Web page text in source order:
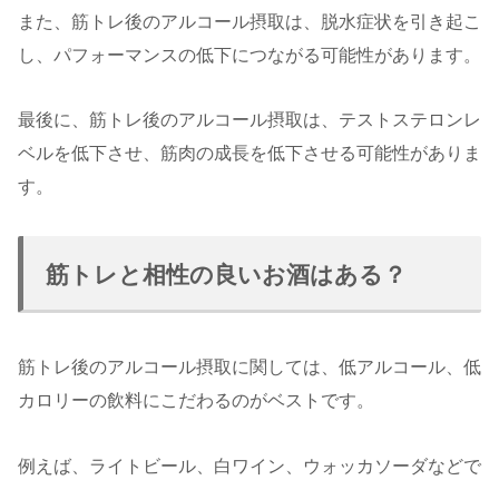
また、筋トレ後のアルコール摂取は、脱水症状を引き起こ
し、パフォーマンスの低下につながる可能性があります。
最後に、筋トレ後のアルコール摂取は、テストステロンレ
ベルを低下させ、筋肉の成長を低下させる可能性がありま
す。
筋トレと相性の良いお酒はある？
筋トレ後のアルコール摂取に関しては、低アルコール、低
カロリーの飲料にこだわるのがベストです。
例えば、ライトビール、白ワイン、ウォッカソーダなどで